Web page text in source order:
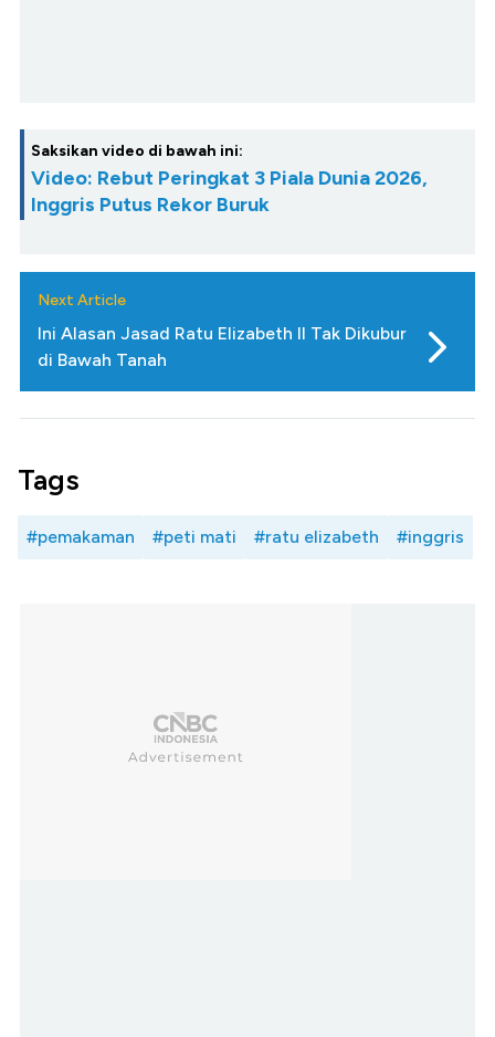
Saksikan video di bawah ini:
Video: Rebut Peringkat 3 Piala Dunia 2026,
Inggris Putus Rekor Buruk
Next Article
Ini Alasan Jasad Ratu Elizabeth II Tak Dikubur
di Bawah Tanah
Tags
#pemakaman #peti mati #ratu elizabeth #inggris